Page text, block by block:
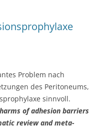
Problem nach
des Peritoneums,
sinnvoll.
of adhesion barriers
review and meta-